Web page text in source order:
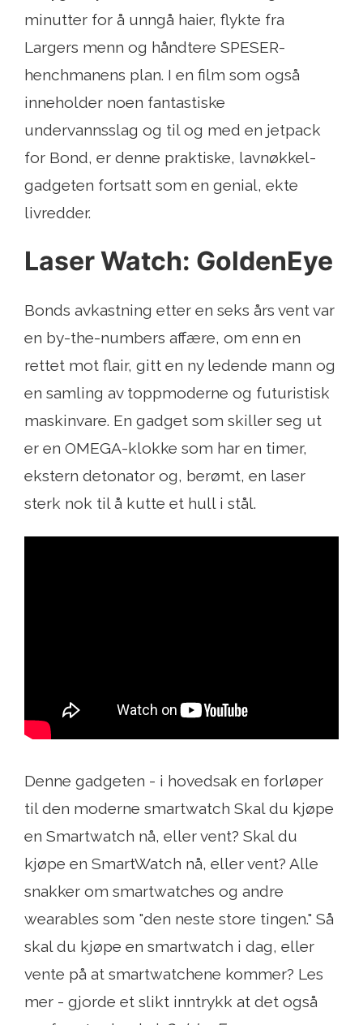
minutter for å unngå haier, flykte fra
Largers menn og håndtere SPESER-
henchmanens plan. I en film som også
inneholder noen fantastiske
undervannsslag og til og med en jetpack
for Bond, er denne praktiske, lavnøkkel-
gadgeten fortsatt som en genial, ekte
livredder.
Laser Watch: GoldenEye
Bonds avkastning etter en seks års vent var
en by-the-numbers affære, om enn en
rettet mot flair, gitt en ny ledende mann og
en samling av toppmoderne og futuristisk
maskinvare. En gadget som skiller seg ut
er en OMEGA-klokke som har en timer,
ekstern detonator og, berømt, en laser
sterk nok til å kutte et hull i stål.
Denne gadgeten - i hovedsak en forløper
til den moderne smartwatch Skal du kjøpe
en Smartwatch nå, eller vent? Skal du
kjøpe en SmartWatch nå, eller vent? Alle
snakker om smartwatches og andre
wearables som "den neste store tingen." Så
skal du kjøpe en smartwatch i dag, eller
vente på at smartwatchene kommer? Les
mer - gjorde et slikt inntrykk at det også